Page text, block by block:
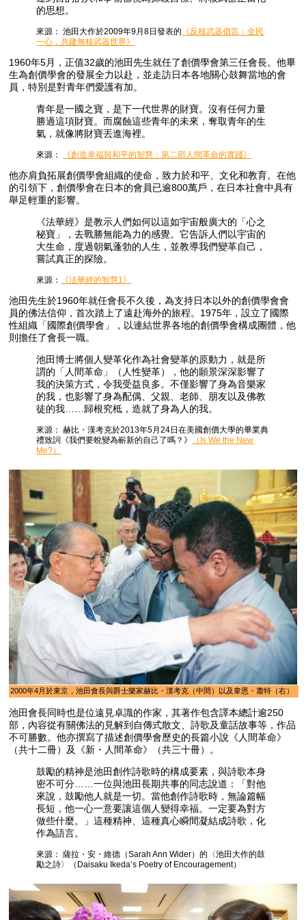
的思想。
來源： 池田大作於2009年9月8日發表的
《反核武器倡言：全民
一心，共建無核武器世界》
1960年5月，正值32歲的池田先生就任了創價學會第三任會長。他畢
生為創價學會的發展全力以赴，並走訪日本各地關心鼓舞當地的會
員，特別是對青年們愛護有加。
青年是一國之寶，是下一代世界的財寶。沒有任何力量
勝過這項財寶。而腐蝕這些青年的未來，奪取青年的生
氣，就像將財寶丟進海裡。
來源： 《創造幸福與和平的智慧：第二部人間革命的實踐》
他亦肩負拓展創價學會組織的使命，致力於和平、文化和教育。在他
的引領下，創價學會在日本的會員已逾800萬戶，在日本社會中具有
舉足輕重的影響。
《法華經》是教示人們如何以這如宇宙般廣大的「心之
秘寶」，去戰勝無能為力的感覺。它告訴人們以宇宙的
大生命，度過朝氣蓬勃的人生，並教導我們變革自己，
嘗試真正的探險。
來源： 《法華經的智慧1》
池田先生於1960年就任會長不久後，為支持日本以外的創價學會會
員的佛法信仰，首次踏上了遠赴海外的旅程。1975年，設立了國際
性組織「國際創價學會」，以連結世界各地的創價學會構成團體，他
則擔任了會長一職。
池田博士將個人變革化作為社會變革的原動力，就是所
謂的「人間革命」（人性變革），他的願景深深影響了
我的決策方式，令我受益良多。不僅影響了身為音樂家
的我，也影響了身為配偶、父親、老師、朋友以及佛教
徒的我……歸根究柢，造就了身為人的我。
來源： 赫比・漢考克於2013年5月24日在美國創價大學的畢業典
禮致詞《我們要蛻變為嶄新的自己了嗎？》
（Is We the New
Me?）
2000年4月於東京，池田會長與爵士樂家赫比・漢考克（中間）以及韋恩・蕭特（右）
池田會長同時也是位遠見卓識的作家，其著作包含譯本總計逾250
部，內容從有關佛法的見解到自傳式散文、詩歌及童話故事等，作品
不可勝數。他亦撰寫了描述創價學會歷史的長篇小說《人間革命》
（共十二冊）及《新・人間革命》（共三十冊）。
鼓勵的精神是池田創作詩歌時的構成要素，與詩歌本身
密不可分……一位與池田長期共事的同志說道：「對他
來說，鼓勵他人就是一切。當他創作詩歌時，無論篇幅
長短，他一心一意要讓這個人變得幸福。一定要為對方
做些什麼。」這種精神、這種真心瞬間凝結成詩歌，化
作為語言。
來源： 薩拉・安・維德（Sarah Ann Wider）的〈池田大作的鼓
勵之詩〉（Daisaku Ikeda’s Poetry of Encouragement）